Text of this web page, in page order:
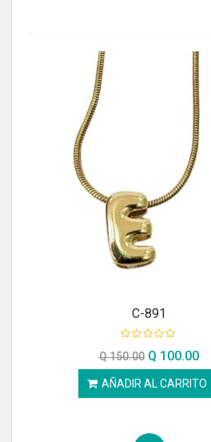
C-891
Q150.00 Q 100.00
AÑADIR AL CARRITO